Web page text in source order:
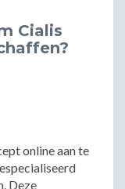
Cialis
online aan te
Deze